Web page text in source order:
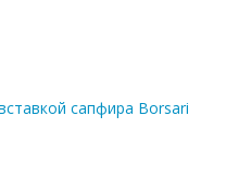
сапфира Borsari